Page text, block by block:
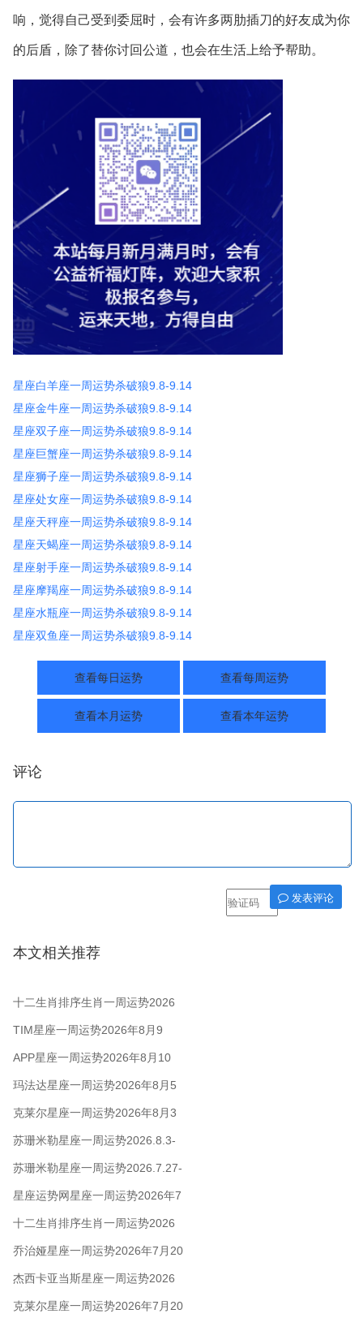
响，觉得自己受到委屈时，会有许多两肋插刀的好友成为你
的后盾，除了替你讨回公道，也会在生活上给予帮助。
星座白羊座一周运势杀破狼9.8-9.14
星座金牛座一周运势杀破狼9.8-9.14
星座双子座一周运势杀破狼9.8-9.14
星座巨蟹座一周运势杀破狼9.8-9.14
星座狮子座一周运势杀破狼9.8-9.14
星座处女座一周运势杀破狼9.8-9.14
星座天秤座一周运势杀破狼9.8-9.14
星座天蝎座一周运势杀破狼9.8-9.14
星座射手座一周运势杀破狼9.8-9.14
星座摩羯座一周运势杀破狼9.8-9.14
星座水瓶座一周运势杀破狼9.8-9.14
星座双鱼座一周运势杀破狼9.8-9.14
查看每日运势 查看每周运势
查看本月运势 查看本年运势
评论
发表评论
本文相关推荐
十二生肖排序生肖一周运势2026
年8月10日-16日
TIM星座一周运势2026年8月9
日-15日
APP星座一周运势2026年8月10
日-16日
玛法达星座一周运势2026年8月5
日至11日
克莱尔星座一周运势2026年8月3
日-9日
苏珊米勒星座一周运势2026.8.3-
8.9
苏珊米勒星座一周运势2026.7.27-
8.2
星座运势网星座一周运势2026年7
月27日 - 8月2日
十二生肖排序生肖一周运势2026
年7月27日—8月2日
乔治娅星座一周运势2026年7月20
日-26日
杰西卡亚当斯星座一周运势2026
年7月20日-26日
克莱尔星座一周运势2026年7月20